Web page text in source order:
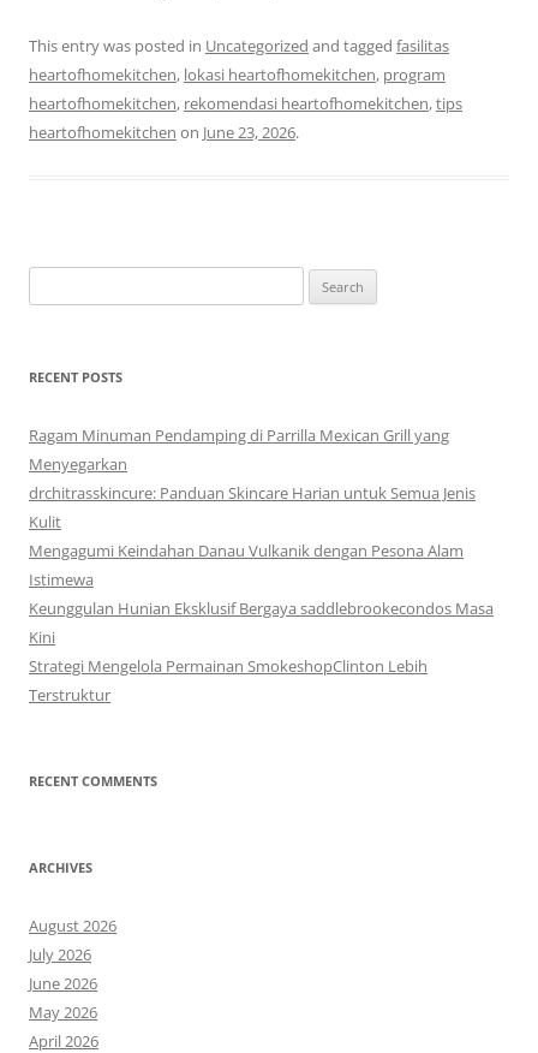
This entry was posted in Uncategorized and tagged fasilitas
heartofhomekitchen, lokasi heartofhomekitchen, program
heartofhomekitchen, rekomendasi heartofhomekitchen,tips
heartofhomekitchen on June 23, 2026.
for:
RECENT POSTS
Ragam Minuman Pendamping di Parrilla Mexican Grill yang
Menyegarkan
drchitrasskincure: Panduan Skincare Harian untuk Semua Jenis
Kulit
Mengagumi Keindahan Danau Vulkanik dengan Pesona Alam
Istimewa
Keunggulan Hunian Eksklusif Bergaya saddlebrookecondos Masa
Kini
Strategi Mengelola Permainan SmokeshopClinton Lebih
Terstruktur
RECENT COMMENTS
ARCHIVES
August 2026
July 2026
June 2026
May 2026
April 2026